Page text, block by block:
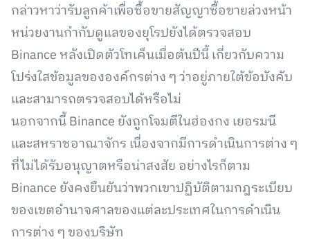
กล่าวหาว่ารับลูกค้าเพื่อซื้อขายสัญญาซื้อขายล่วงหน้า
หน่วยงานกำกับดูแลของยุโรปยังได้ตรวจสอบ
Binance หลังเปิดตัวโทเค็นเมื่อต้นปีนี้ เกี่ยวกับความ
โปร่งใสข้อมูลขององค์กรต่าง ๆ ว่าอยู่ภายใต้ข้อบังคับ
และสามารถตรวจสอบได้หรือไม่
นอกจากนี้ Binance ยังถูกโจมตีในฮ่องกง เยอรมนี
และสหราชอาณาจักร เนื่องจากมีการดำเนินการต่าง ๆ
ที่ไม่ได้รับอนุญาตหรือน่าสงสัย อย่างไรก็ตาม
Binance ยังคงยืนยันว่าพวกเขาปฏิบัติตามกฎระเบียบ
ของเขตอำนาจศาลของแต่ละประเทศในการดำเนิน
การต่าง ๆ ของบริษัท